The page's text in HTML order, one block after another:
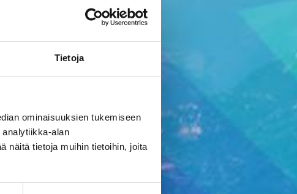
Tietoja
ominaisuuksien tukemiseen
alan
näitä tietoja muihin tietoihin, joita